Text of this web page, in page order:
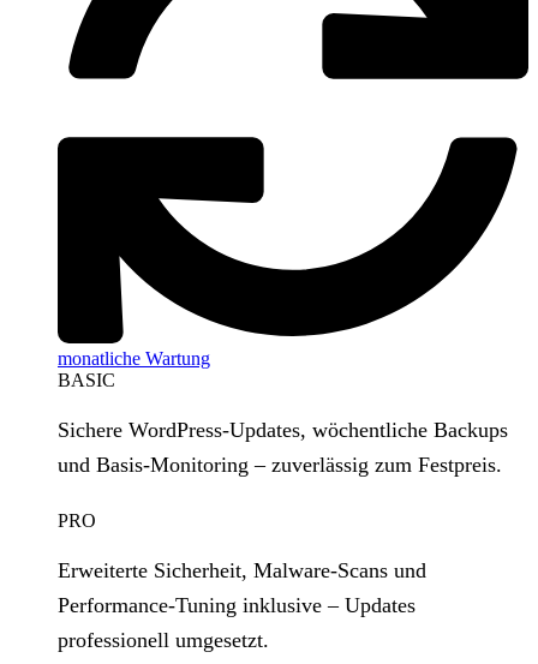
monatliche Wartung
BASIC
Sichere WordPress‑Updates, wöchentliche Backups
und Basis‑Monitoring – zuverlässig zum Festpreis.
PRO
Erweiterte Sicherheit, Malware‑Scans und
Performance‑Tuning inklusive – Updates
professionell umgesetzt.